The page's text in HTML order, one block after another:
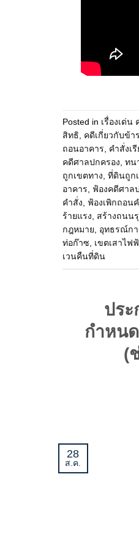
Posted in เรื่องเด่น
สิทธิ
คดีเกี่ยวกับข้า
ถอนอาคาร
คำสั่งเ
คดีศาลปกครอง ทน
ถูกเขตทาง ที่ดินถูก
อาคาร
ฟ้องคดีศาล
คำสั่ง
ฟ้องเพิกถอน
ร้ายแรง
สร้างถนน
กฎหมาย
อุทธรณ์ก
ท่อก๊าซ
เขตเสาไฟ
เวนคืนที่ดิน
ประ
กำหน
(
28
ส.ค.